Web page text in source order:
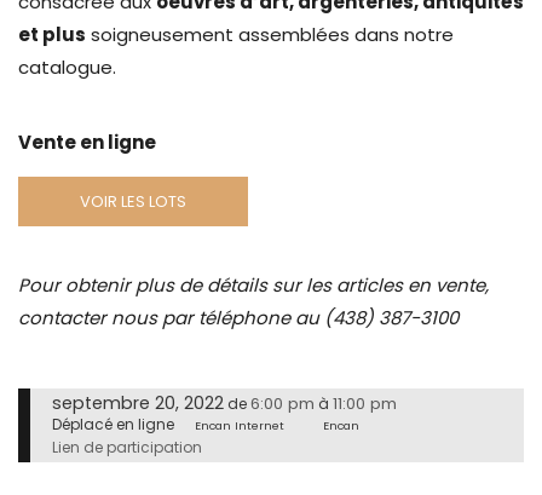
et plus soigneusement assemblées dans notre
catalogue.
Vente en ligne
VOIR LES LOTS
Pour obtenir plus de détails sur les articles en vente,
contacter nous par téléphone au (438) 387-3100
septembre 20, 2022 de6:00 pm à 11:00 pm
Déplacé en ligne Encan Internet Encan
Lien de participation